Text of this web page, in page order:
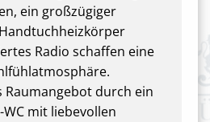
ein großzügiger
Radio schaffen eine
Raumangebot durch ein
mit liebevollen